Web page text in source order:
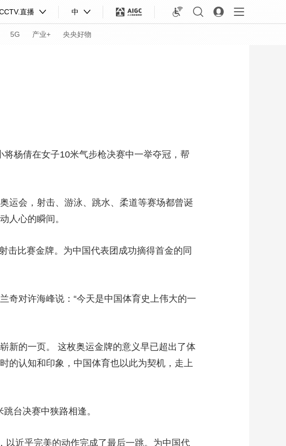
直播 中
5G 产业+ 央央好物
网球 综合体育 亚冬会
乐龄 阅读 艺术 汽车 数智 5G 产业+
杨倩在女子10米气步枪决赛中一举夺冠，帮
会，射击、游泳、跳水、柔道等赛场都曾诞
人心的瞬间。
比赛金牌。为中国代表团成功摘得首金的同
对许海峰说：“今天是中国体育史上伟大的一
的一页。 这枚奥运金牌的意义早已超出了体
的认知和印象，中国体育也以此为契机，走上
台决赛中狭路相逢。
近乎完美的动作完成了最后一跳。为中国代